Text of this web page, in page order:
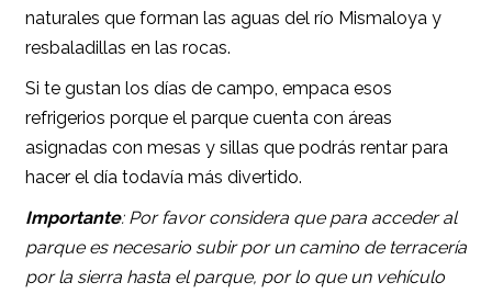
naturales que forman las aguas del río Mismaloya y
resbaladillas en las rocas.
Si te gustan los días de campo, empaca esos
refrigerios porque el parque cuenta con áreas
asignadas con mesas y sillas que podrás rentar para
hacer el día todavía más divertido.
Importante: Por favor considera que para acceder al
parque es necesario subir por un camino de terracería
por la sierra hasta el parque, por lo que un vehículo